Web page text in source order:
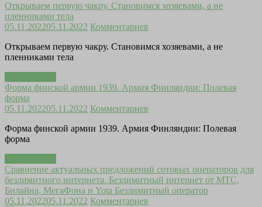
Открываем первую чакру. Становимся хозяевами, а не
пленниками тела
05.11.202205.11.2022 Комментариев
Открываем первую чакру. Становимся хозяевами, а не
пленниками тела
Форма финской армии 1939. Армия Финляндии: Полевая
форма
05.11.202205.11.2022 Комментариев
Форма финской армии 1939. Армия Финляндии: Полевая
форма
Сравнение актуальных предложений сотовых операторов для
безлимитного интернета. Безлимитный интернет от МТС,
Билайна, МегаФона и Yota Безлимитный оператор
05.11.202205.11.2022 Комментариев